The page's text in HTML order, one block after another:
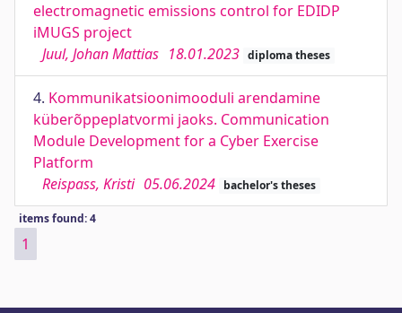
electromagnetic emissions control for EDIDP
iMUGS project
Juul, Johan Mattias 18.01.2023 diploma theses
4. Kommunikatsioonimooduli arendamine
küberõppeplatvormi jaoks. Communication
Module Development for a Cyber Exercise
Platform
Reispass, Kristi 05.06.2024 bachelor's theses
items found: 4
1